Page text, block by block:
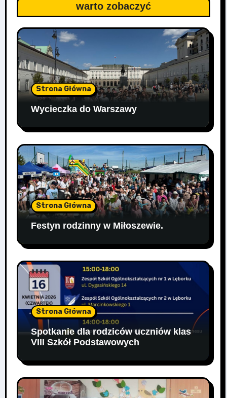
warto zobaczyć
Strona Główna
Wycieczka do Warszawy
Strona Główna
Festyn rodzinny w Miłoszewie.
Strona Główna
Spotkanie dla rodziców uczniów klas
VIII Szkół Podstawowych